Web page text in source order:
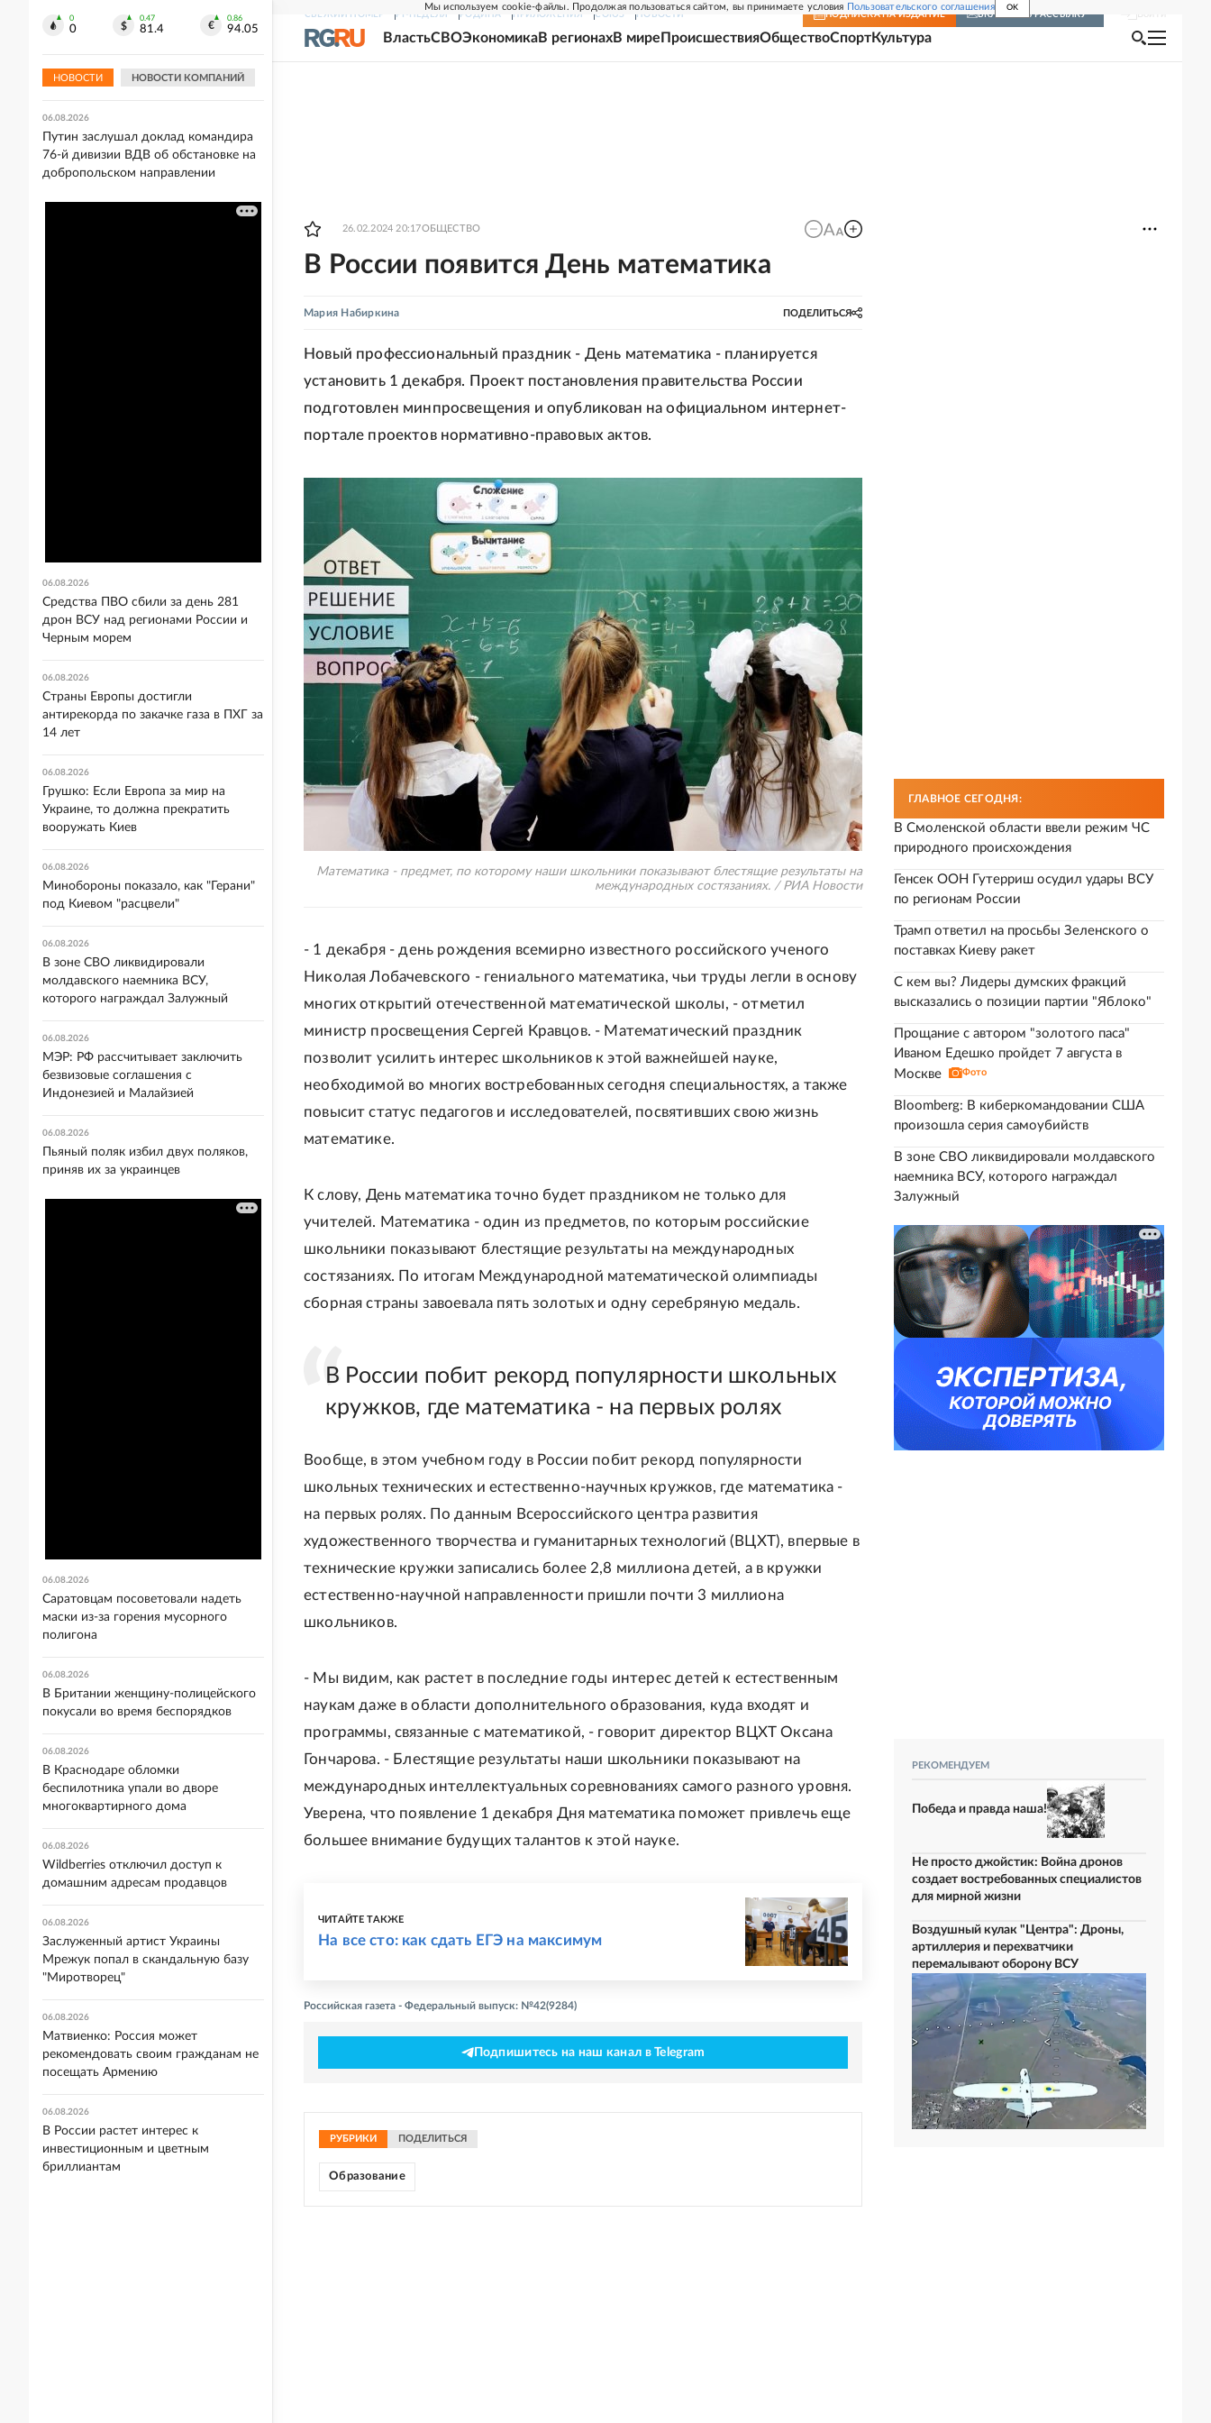
Мы используем cookie-файлы. Продолжая пользоваться сайтом, вы принимаете условия Пользовательского соглашения OK
СВЕЖИЙ НОМЕР РГ-НЕДЕЛЯ РОДИНА ПРИЛОЖЕНИЯ СОЮЗ НОВОСТИ ПОДПИСКА НА ИЗДАНИЕ ВКЛЮЧИТЬ РАССЫЛКУ
ВластьСВОЭкономикаВ регионахВ мире ПроисшествияОбществоСпортКультура
26.02.2024 20:17ОБЩЕСТВО
В России появится День математика
Мария Набиркина ПОДЕЛИТЬСЯ
Новый профессиональный праздник - День математика - планируется
установить 1 декабря. Проект постановления правительства России
подготовлен минпросвещения и опубликован на официальном интернет-
портале проектов нормативно-правовых актов.
Математика - предмет, по которому наши школьники показывают блестящие результаты на
международных состязаниях. / РИА Новости
- 1 декабря - день рождения всемирно известного российского ученого
Николая Лобачевского - гениального математика, чьи труды легли в основу
многих открытий отечественной математической школы, - отметил
министр просвещения Сергей Кравцов. - Математический праздник
позволит усилить интерес школьников к этой важнейшей науке,
необходимой во многих востребованных сегодня специальностях, а также
повысит статус педагогов и исследователей, посвятивших свою жизнь
математике.
К слову, День математика точно будет праздником не только для
учителей. Математика - один из предметов, по которым российские
школьники показывают блестящие результаты на международных
состязаниях. По итогам Международной математической олимпиады
сборная страны завоевала пять золотых и одну серебряную медаль.
В России побит рекорд популярности школьных
кружков, где математика - на первых ролях
Вообще, в этом учебном году в России побит рекорд популярности
школьных технических и естественно-научных кружков, где математика -
на первых ролях. По данным Всероссийского центра развития
художественного творчества и гуманитарных технологий (ВЦХТ), впервые в
технические кружки записались более 2,8 миллиона детей, а в кружки
естественно-научной направленности пришли почти 3 миллиона
школьников.
- Мы видим, как растет в последние годы интерес детей к естественным
наукам даже в области дополнительного образования, куда входят и
программы, связанные с математикой, - говорит директор ВЦХТ Оксана
Гончарова. - Блестящие результаты наши школьники показывают на
международных интеллектуальных соревнованиях самого разного уровня.
Уверена, что появление 1 декабря Дня математика поможет привлечь еще
большее внимание будущих талантов к этой науке.
ЧИТАЙТЕ ТАКЖЕ
На все сто: как сдать ЕГЭ на максимум
Российская газета - Федеральный выпуск: №42(9284)
Подпишитесь на наш канал в Telegram
РУБРИКИ ПОДЕЛИТЬСЯ
Образование
ГЛАВНОЕ СЕГОДНЯ:
В Смоленской области ввели режим ЧС
природного происхождения
Генсек ООН Гутерриш осудил удары ВСУ
по регионам России
Трамп ответил на просьбы Зеленского о
поставках Киеву ракет
С кем вы? Лидеры думских фракций
высказались о позиции партии "Яблоко"
Прощание с автором "золотого паса"
Иваном Едешко пройдет 7 августа в
Москве
Фото
Bloomberg: В киберкомандовании США
произошла серия самоубийств
В зоне СВО ликвидировали молдавского
наемника ВСУ, которого награждал
Залужный
РЕКОМЕНДУЕМ
Победа и правда наша!
Не просто джойстик: Война дронов
создает востребованных специалистов
для мирной жизни
Воздушный кулак "Центра": Дроны,
артиллерия и перехватчики
перемалывают оборону ВСУ
0
0
0.47
81.4
0.86
94.05
НОВОСТИ НОВОСТИ КОМПАНИЙ
Владивостока
06.08.2026
Путин заслушал доклад командира
76-й дивизии ВДВ об обстановке на
добропольском направлении
06.08.2026
Средства ПВО сбили за день 281
дрон ВСУ над регионами России и
Черным морем
06.08.2026
Страны Европы достигли
антирекорда по закачке газа в ПХГ за
14 лет
06.08.2026
Грушко: Если Европа за мир на
Украине, то должна прекратить
вооружать Киев
06.08.2026
Минобороны показало, как "Герани"
под Киевом "расцвели"
06.08.2026
В зоне СВО ликвидировали
молдавского наемника ВСУ,
которого награждал Залужный
06.08.2026
МЭР: РФ рассчитывает заключить
безвизовые соглашения с
Индонезией и Малайзией
06.08.2026
Пьяный поляк избил двух поляков,
приняв их за украинцев
06.08.2026
Саратовцам посоветовали надеть
маски из-за горения мусорного
полигона
06.08.2026
В Британии женщину-полицейского
покусали во время беспорядков
06.08.2026
В Краснодаре обломки
беспилотника упали во дворе
многоквартирного дома
06.08.2026
Wildberries отключил доступ к
домашним адресам продавцов
06.08.2026
Заслуженный артист Украины
Мрежук попал в скандальную базу
"Миротворец"
06.08.2026
Матвиенко: Россия может
рекомендовать своим гражданам не
посещать Армению
06.08.2026
В России растет интерес к
инвестиционным и цветным
бриллиантам